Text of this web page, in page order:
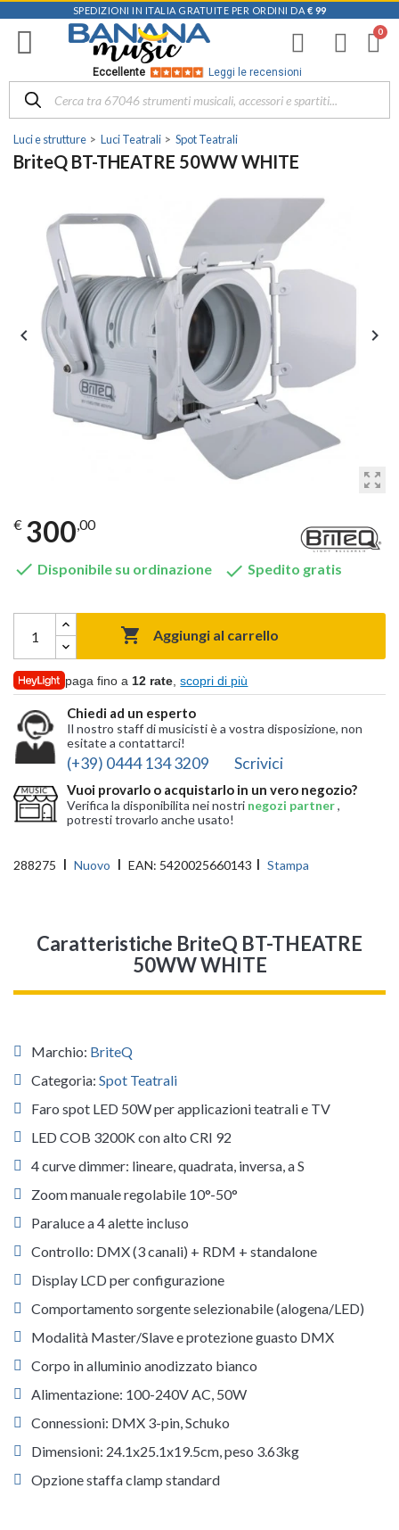
SPEDIZIONI IN ITALIA GRATUITE PER ORDINI DA € 99
Eccellente Leggi le recensioni
Luci e strutture Luci Teatrali Spot Teatrali
BriteQ BT-THEATRE 50WW WHITE
zoom_out_map
 
€ 300,00
 Disponibile su ordinazione  Spedito gratis
 Aggiungi al carrello
paga fino a 12 rate ,scopri di più
Chiedi ad un esperto
Il nostro staff di musicisti è a vostra disposizione, non
esitate a contattarci!
(+39) 0444 134 3209 Scrivici
Vuoi provarlo o acquistarlo in un vero negozio?
Verifica la disponibilita nei nostri negozi partner,
potresti trovarlo anche usato!
288275 Nuovo EAN: 5420025660143 Stampa
Caratteristiche BriteQ BT-THEATRE
50WW WHITE
Marchio: BriteQ
Categoria: Spot Teatrali
Faro spot LED 50W per applicazioni teatrali e TV
LED COB 3200K con alto CRI 92
4 curve dimmer: lineare, quadrata, inversa, a S
Zoom manuale regolabile 10°-50°
Paraluce a 4 alette incluso
Controllo: DMX (3 canali) + RDM + standalone
Display LCD per configurazione
Comportamento sorgente selezionabile (alogena/LED)
Modalità Master/Slave e protezione guasto DMX
Corpo in alluminio anodizzato bianco
Alimentazione: 100-240V AC, 50W
Connessioni: DMX 3-pin, Schuko
Dimensioni: 24.1x25.1x19.5cm, peso 3.63kg
Opzione staffa clamp standard